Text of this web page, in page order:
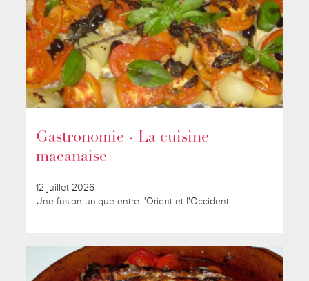
Gastronomie - La cuisine
macanaise
12 juillet 2026
Une fusion unique entre l'Orient et l'Occident